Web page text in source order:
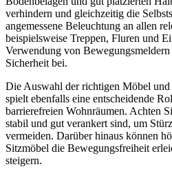
verhindern und gleichzeitig die
angemessene Beleuchtung an allen
beispielsweise Treppen, Fluren und
Verwendung von
Sicherheit bei.
Die Auswahl der richtigen Möbel und
spielt ebenfalls eine entscheidende
barrierefreien Wohnräumen. Achten
stabil und gut verankert sind, um
vermeiden. Darüber hinaus können
Sitzmöbel die Bewegungsfreiheit
steigern.